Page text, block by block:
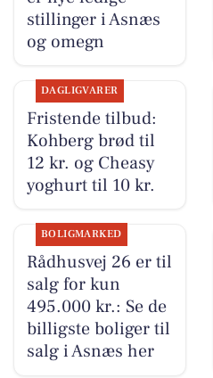
stillinger i Asnæs
og omegn
DAGLIGVARER
Fristende tilbud:
Kohberg brød til
12 kr. og Cheasy
yoghurt til 10 kr.
BOLIGMARKED
Rådhusvej 26 er til
salg for kun
495.000 kr.: Se de
billigste boliger til
salg i Asnæs her